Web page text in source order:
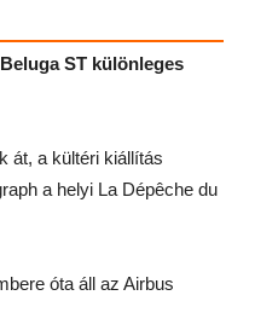
ST különleges
át, a kültéri kiállítás
a helyi La Dépêche du
óta áll az Airbus